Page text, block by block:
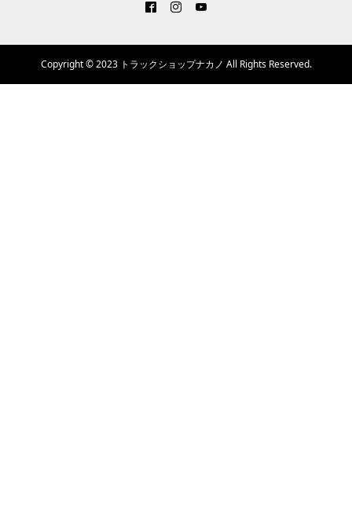
Copyright © 2023 トラックショップナカノ All Rights Reserved.